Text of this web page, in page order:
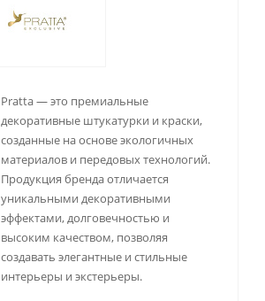
Pratta — это премиальные
декоративные штукатурки и краски,
созданные на основе экологичных
материалов и передовых технологий.
Продукция бренда отличается
уникальными декоративными
эффектами, долговечностью и
высоким качеством, позволяя
создавать элегантные и стильные
интерьеры и экстерьеры.